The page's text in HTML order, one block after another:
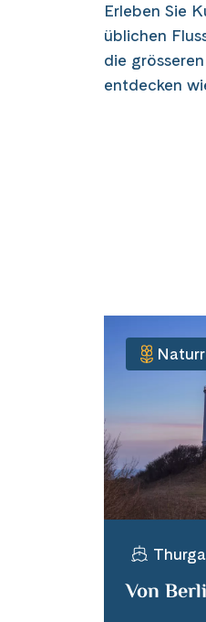
Erleben Sie
üblichen
die
entdecken
Von